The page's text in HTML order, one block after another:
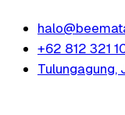
+62 812 321
Tulungagung,